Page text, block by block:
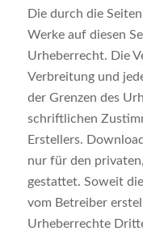
Die durch die
Werke auf diesen
Urheberrecht. Die
Verbreitung und
der Grenzen des
schriftlichen
Erstellers.
nur für den
gestattet. Soweit
vom Betreiber
Urheberrechte